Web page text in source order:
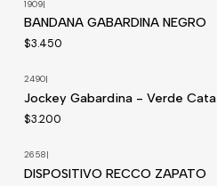
1909|
BANDANA GABARDINA NEGRO
$3.450
2490|
Jockey Gabardina - Verde Cata
$3.200
2658|
DISPOSITIVO RECCO ZAPATO